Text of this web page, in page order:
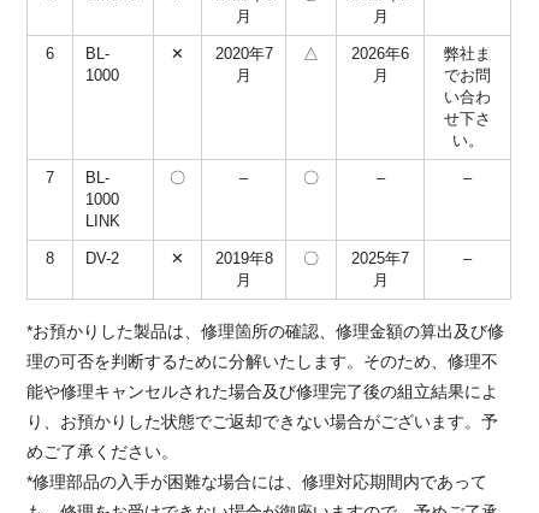
月
月
6
BL-
1000
✕
2020年7
月
△
2026年6
月
弊社ま
でお問
い合わ
せ下さ
い。
7
BL-
1000
LINK
〇 – 〇 – –
8 DV-2 ✕
2019年8
月
〇
2025年7
月
–
*お預かりした製品は、修理箇所の確認、修理金額の算出及び修
理の可否を判断するために分解いたします。そのため、修理不
能や修理キャンセルされた場合及び修理完了後の組立結果によ
り、お預かりした状態でご返却できない場合がございます。予
めご了承ください。
*修理部品の入手が困難な場合には、修理対応期間内であって